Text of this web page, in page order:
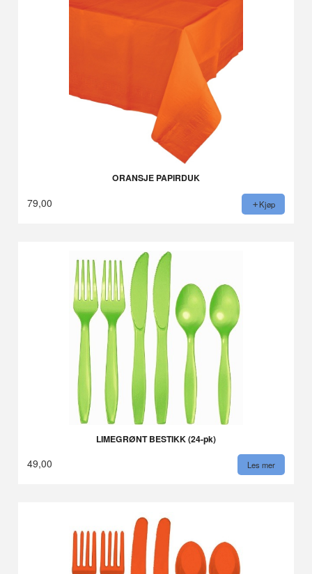
ORANSJE PAPIRDUK
79,00 Kjøp
LIMEGRØNT BESTIKK (24-pk)
49,00 Les mer